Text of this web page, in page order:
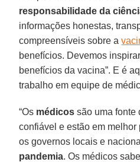
responsabilidade da
informações honestas,
compreensíveis sobre a
benefícios. Devemos
benefícios da vacina”. E é
trabalho em equipe de
“Os médicos são uma fonte
confiável e estão em
os governos locais e
pandemia. Os médicos